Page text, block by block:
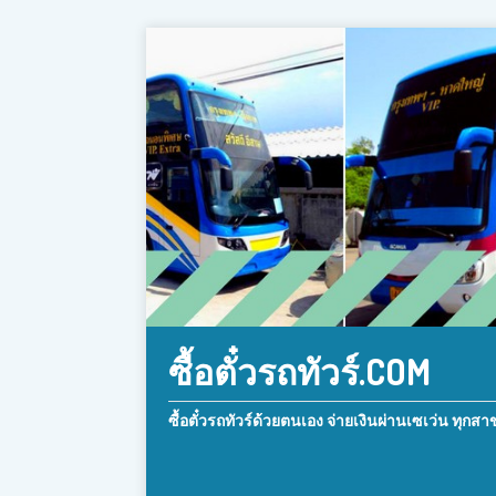
ซื้อตั๋วรถทัวร์.COM
ซื้อตั๋วรถทัวร์ด้วยตนเอง จ่ายเงินผ่านเซเว่น ทุกสา